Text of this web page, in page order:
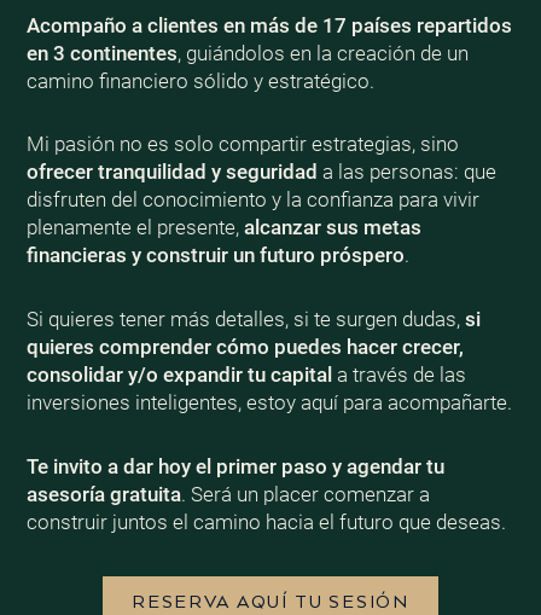
Acompaño a clientes en más de 17 países repartidos
en 3 continentes, guiándolos en la creación de un
camino financiero sólido y estratégico.
Mi pasión no es solo compartir estrategias, sino
ofrecer tranquilidad y seguridad a las personas: que
disfruten del conocimiento y la confianza para vivir
plenamente el presente, alcanzar sus metas
financieras y construir un futuro próspero.
Si quieres tener más detalles, si te surgen dudas, si
quieres comprender cómo puedes hacer crecer,
consolidar y/o expandir tu capital a través de las
inversiones inteligentes, estoy aquí para acompañarte.
Te invito a dar hoy el primer paso y agendar tu
asesoría gratuita. Será un placer comenzar a
construir juntos el camino hacia el futuro que deseas.
RESERVA AQUÍ TU SESIÓN